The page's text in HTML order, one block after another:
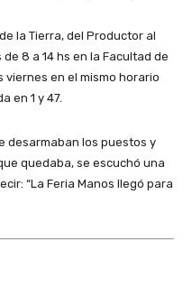
la Tierra, del Productor al
8 a 14 hs en la Facultad de
viernes en el mismo horario
en 1 y 47.
desarmaban los puestos y
quedaba, se escuchó una
“La Feria Manos llegó para